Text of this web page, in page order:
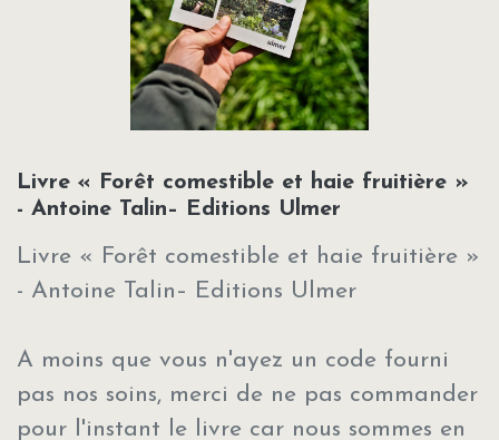
Livre « Forêt comestible et haie fruitière »
- Antoine Talin– Editions Ulmer
Livre « Forêt comestible et haie fruitière »
- Antoine Talin– Editions Ulmer
A moins que vous n'ayez un code fourni
pas nos soins, merci de ne pas commander
pour l'instant le livre car nous sommes en